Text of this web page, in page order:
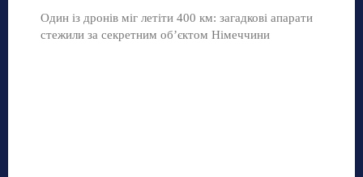
Один із дронів міг летіти 400 км: загадкові апарати
стежили за секретним об’єктом Німеччини